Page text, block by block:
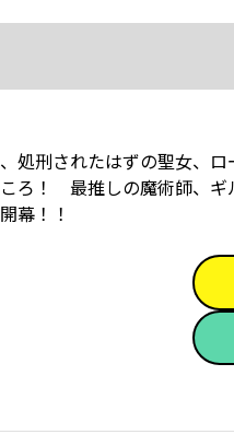
処刑されたはずの聖女、
ろ！ 最推しの魔術師、
幕！！